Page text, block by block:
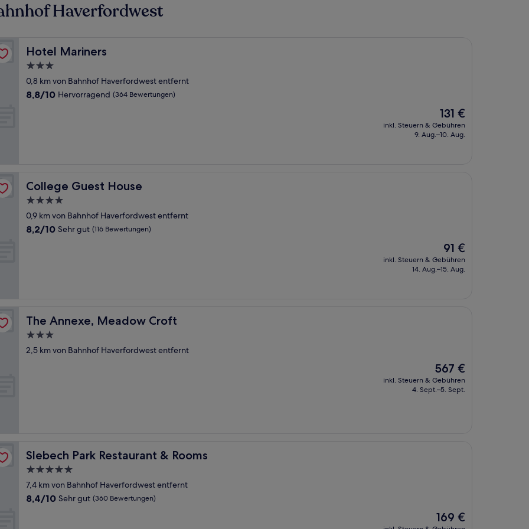
Haverfordwest
Hotel Mariners
Hotel Mariners
3.0-
Sterne-
Unterkunft
0,8 km von Bahnhof Haverfordwest entfernt
8.8
8,8/10 Hervorragend (364 Bewertungen)
Der
Preis
beträgt
131 €
inkl. Steuern & Gebühren
9. Aug.–10. Aug.
College Guest House
College Guest House
4.0-
Sterne-
Unterkunft
0,9 km von Bahnhof Haverfordwest entfernt
8.2
8,2/10 Sehr gut (116 Bewertungen)
Der
Preis
beträgt
91 €
inkl. Steuern & Gebühren
14. Aug.–15. Aug.
The Annexe, Meadow Croft
The Annexe, Meadow Croft
3.0-
Sterne-
2,5 km von Bahnhof Haverfordwest entfernt
Der
Preis
beträgt
567 €
inkl. Steuern & Gebühren
4. Sept.–5. Sept.
Slebech Park Restaurant & Rooms
Slebech Park Restaurant & Rooms
5.0-
Sterne-
Unterkunft
7,4 km von Bahnhof Haverfordwest entfernt
8.4
8,4/10 Sehr gut (360 Bewertungen)
Der
Preis
169 €